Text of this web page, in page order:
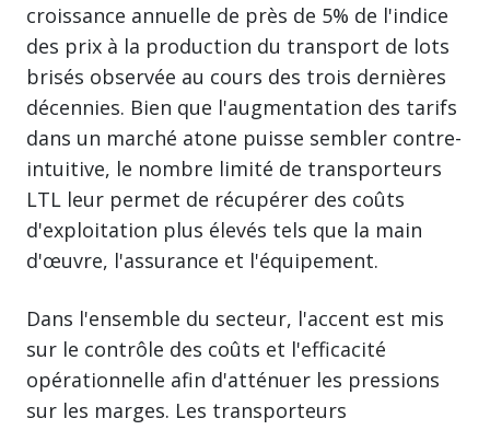
croissance annuelle de près de 5% de l'indice
des prix à la production du transport de lots
brisés observée au cours des trois dernières
décennies. Bien que l'augmentation des tarifs
dans un marché atone puisse sembler contre-
intuitive, le nombre limité de transporteurs
LTL leur permet de récupérer des coûts
d'exploitation plus élevés tels que la main
d'œuvre, l'assurance et l'équipement.
Dans l'ensemble du secteur, l'accent est mis
sur le contrôle des coûts et l'efficacité
opérationnelle afin d'atténuer les pressions
sur les marges. Les transporteurs